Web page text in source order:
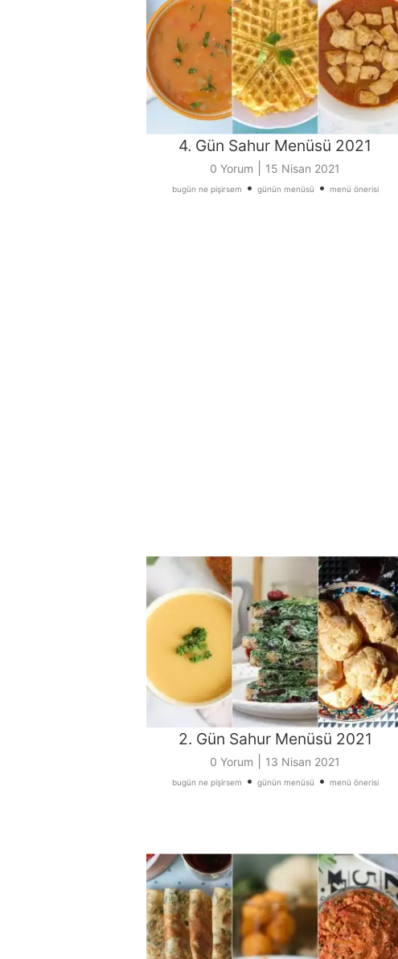
4. Gün Sahur Menüsü 2021
0 Yorum 15 Nisan 2021
bugün ne pişirsem • günün menüsü • menü önerisi
2. Gün Sahur Menüsü 2021
0 Yorum 13 Nisan 2021
bugün ne pişirsem • günün menüsü • menü önerisi